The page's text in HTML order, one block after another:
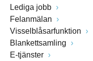
Lediga jobb
Felanmälan
Visselblåsarfunktion
Blankettsamling
E-tjänster